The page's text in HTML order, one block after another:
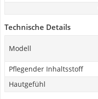
Technische Details
Modell
Pflegender Inhaltsstoff
Hautgefühl